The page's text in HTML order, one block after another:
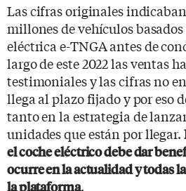
Las cifras originales
millones de vehículos
eléctrica e-TNGA antes de
largo de este 2022 las ventas
testimoniales y las cifras no
llega al plazo fijado y por eso
tanto en la estrategia de
unidades que están por llegar.
el coche eléctrico debe dar
ocurre en la actualidad y todas
la plataforma.